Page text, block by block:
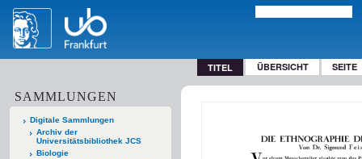
TITEL ÜBERSICHT SEITE
SAMMLUNGEN
Digitale Sammlungen
Archiv der
Universitätsbibliothek JCS
Biologie